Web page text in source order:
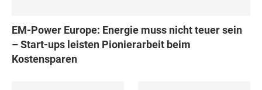
EM-Power Europe: Energie muss nicht teuer sein
– Start-ups leisten Pionierarbeit beim
Kostensparen